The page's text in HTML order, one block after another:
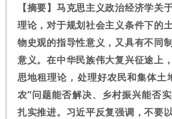
【摘要】马克思主义政治经济学关
理论，对于规划社会主义条件下的
物史观的指导性意义，又具有不同
意义。在中华民族伟大复兴征途上
思地租理论，处理好农民和集体土
农”问题能否解决、乡村振兴能否
扎实推进。习近平反复强调，不要